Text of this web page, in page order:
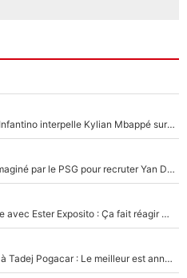
Dans la tourmente à la FIFA, Gianni Infantino interpelle Kylian Mbappé sur les réseaux sociaux
Fabrizio Romano révèle l’échange imaginé par le PSG pour recruter Yan Diomandé : «L'accord a échoué car il a décidé de rejoindre le Real Madrid»
Kylian Mbappé officialise son couple avec Ester Exposito : Ça fait réagir Achraf Hakimi et Ousmane Dembélé (et c’est drôle)
Paul Seixas en route pour succéder à Tadej Pogacar : Le meilleur est annoncé pour l’avenir de la pépite française